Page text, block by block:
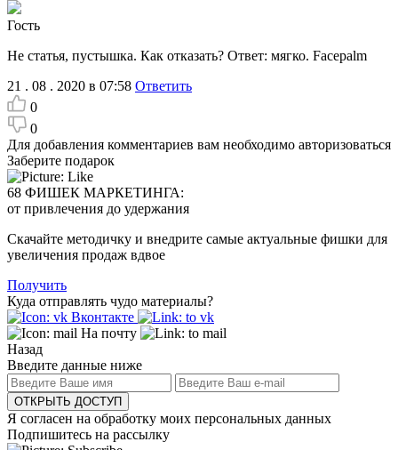
Гость
Не статья, пустышка. Как отказать? Ответ: мягко. Facepalm
21 . 08 . 2020 в 07:58 Ответить
0
0
Для добавления комментариев вам необходимо авторизоваться
Заберите подарок
68 ФИШЕК МАРКЕТИНГА:
от привлечения до удержания
Скачайте методичку и внедрите самые актуальные фишки для
увеличения продаж вдвое
Получить
Куда отправлять чудо материалы?
Вконтакте
На почту
Назад
Введите данные ниже
ОТКРЫТЬ ДОСТУП
Я согласен на обработку моих персональных данных
Подпишитесь на рассылку